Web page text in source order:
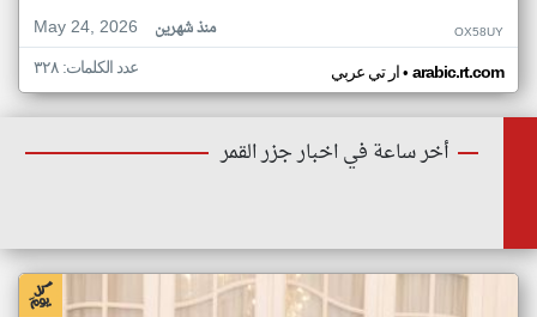
May 24, 2026
منذ شهرين OX58UY
ار تي عربي• arabic.rt.com عدد الكلمات: ٣٢٨
أخر ساعة في اخبار جزر القمر